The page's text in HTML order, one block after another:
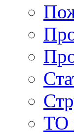
ТО